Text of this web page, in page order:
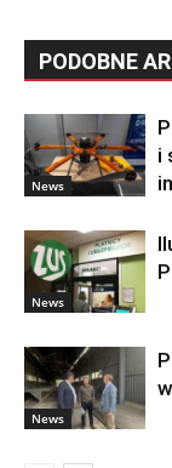
PODOBNE
News
i
News
News